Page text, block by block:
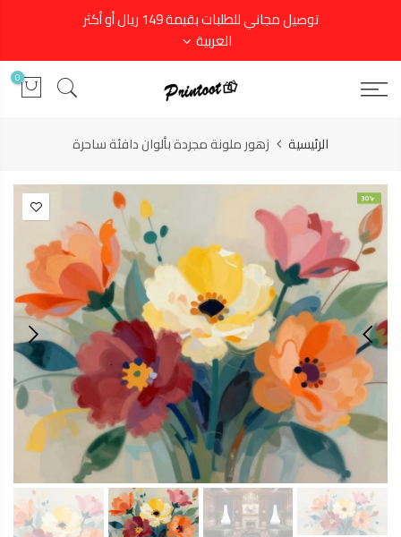
توصيل مجاني للطلبات بقيمة 149 ريال أو أكثر
العربية
0
الرئيسية زهور ملونة مجردة بألوان دافئة ساحرة
-30%